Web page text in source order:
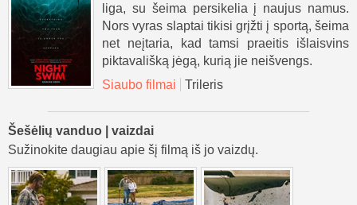
liga, su šeima persikelia į naujus namus.
Nors vyras slaptai tikisi grįžti į sportą, šeima
net neįtaria, kad tamsi praeitis išlaisvins
piktavališką jėgą, kurią jie neišvengs.
Siaubo filmai
Trileris
Šešėlių vanduo | vaizdai
Sužinokite daugiau apie šį filmą iš jo vaizdų.